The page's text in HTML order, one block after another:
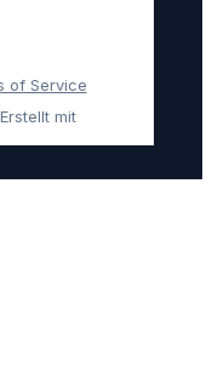
of Service
mit